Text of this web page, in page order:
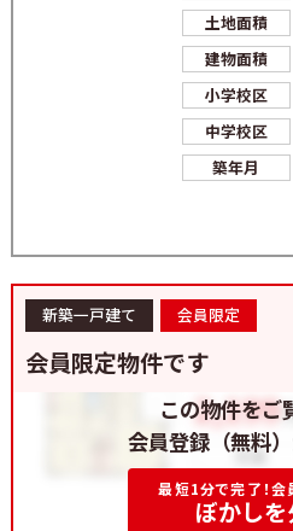
土地面積
建物面積
小学校区
中学校区
築年月
新築一戸建て 会員限定
会員限定物件です
この物件をご
会員登録（無料）
最短1分で完了！
ぼかしを